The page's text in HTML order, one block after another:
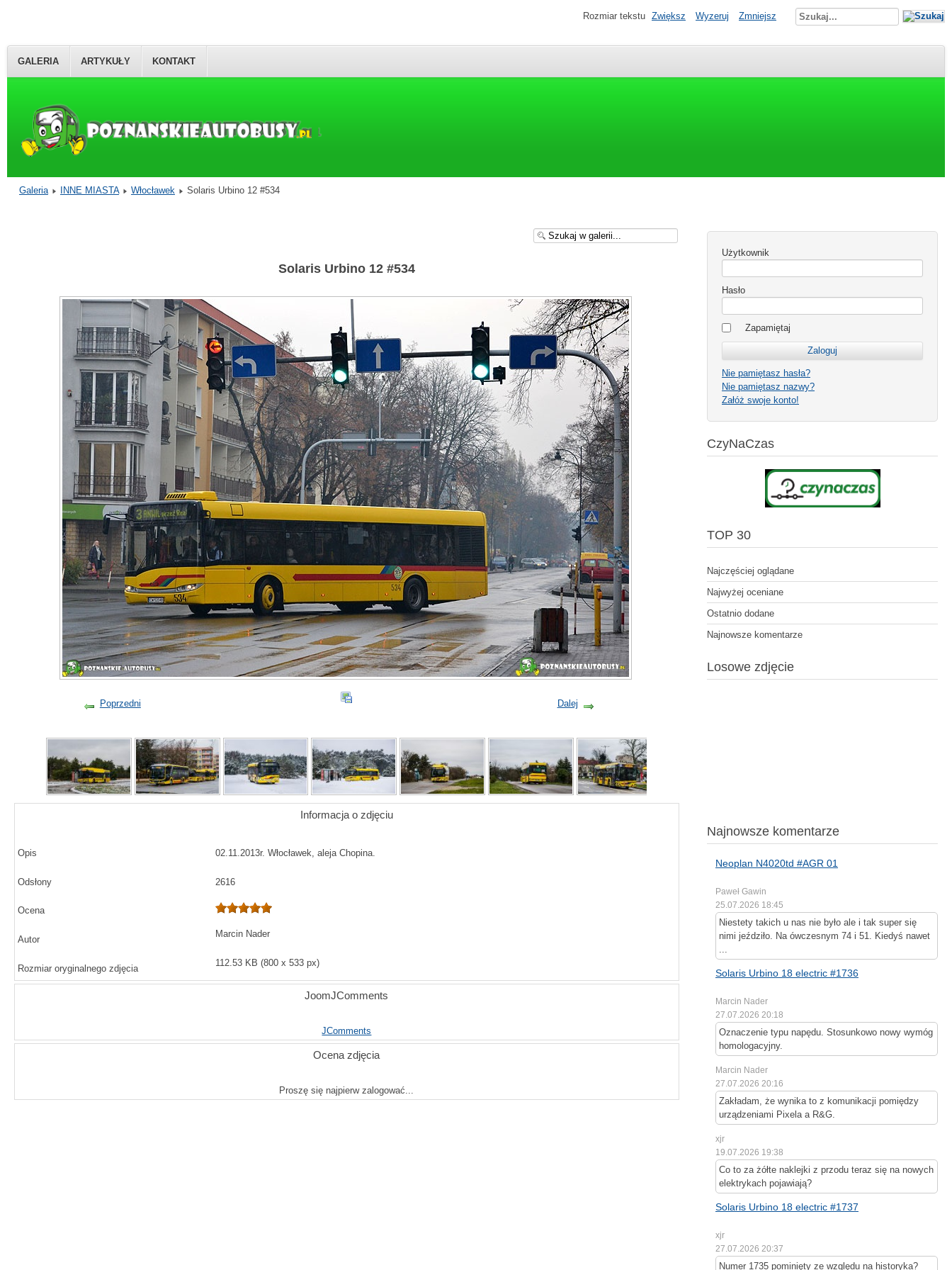
GALERIA ARTYKUŁY KONTAKT
Rozmiar tekstu Zwiększ Wyzeruj Zmniejsz
Galeria INNE MIASTA Włocławek Solaris Urbino 12 #534
Solaris Urbino 12 #534
Poprzedni Dalej
Informacja o zdjęciu
Opis 02.11.2013r. Włocławek, aleja Chopina.
Odsłony 2616
Ocena
Autor
Marcin Nader
Rozmiar oryginalnego zdjęcia
112.53 KB (800 x 533 px)
JoomJComments
JComments
Ocena zdjęcia
Proszę się najpierw zalogować...
Użytkownik
Hasło
Zapamiętaj
Nie pamiętasz hasła?
Nie pamiętasz nazwy?
Załóż swoje konto!
CzyNaCzas
TOP 30
Najczęściej oglądane
Najwyżej oceniane
Ostatnio dodane
Najnowsze komentarze
Losowe zdjęcie
Najnowsze komentarze
Neoplan N4020td #AGR 01
Paweł Gawin
25.07.2026 18:45
Niestety takich u nas nie było ale i tak super się
nimi jeździło. Na ówczesnym 74 i 51. Kiedyś nawet
Solaris Urbino 18 electric #1736
Marcin Nader
27.07.2026 20:18
Oznaczenie typu napędu. Stosunkowo nowy wymóg
homologacyjny.
Marcin Nader
27.07.2026 20:16
Zakładam, że wynika to z komunikacji pomiędzy
urządzeniami Pixela a R&G.
xjr
19.07.2026 19:38
Co to za żółte naklejki z przodu teraz się na nowych
elektrykach pojawiają?
Solaris Urbino 18 electric #1737
xjr
27.07.2026 20:37
Numer 1735 pominięty ze względu na historyka?